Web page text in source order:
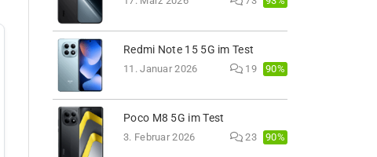
Redmi Note 15 5G im Test
11. Januar 2026 19 90%
Poco M8 5G im Test
3. Februar 2026 23 90%